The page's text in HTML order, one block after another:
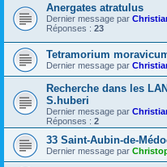
Anergates atratulus
Dernier message par
Réponses : 23
Tetramorium
Dernier message par
Recherche dans les
S.huberi
Dernier message par
Réponses : 2
33 Saint-Aubin-de-
Dernier message par